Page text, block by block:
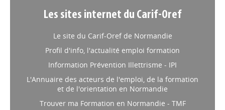
Les sites internet du Carif-Oref
Le site du Carif-Oref de Normandie
Profil d'info, l'actualité emploi formation
Information Prévention Illettrisme - IPI
L'Annuaire des acteurs de l'emploi, de la formation
et de l'orientation en Normandie
Trouver ma Formation en Normandie - TMF